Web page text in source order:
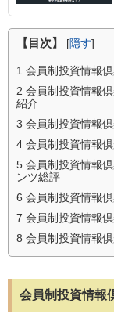
【目次】 [隠す]
1 会員制投資情報
2 会員制投資情報
紹介
3 会員制投資情報
4 会員制投資情報
5 会員制投資情報
ンツ総評
6 会員制投資情報
7 会員制投資情報
8 会員制投資情報
会員制投資情報